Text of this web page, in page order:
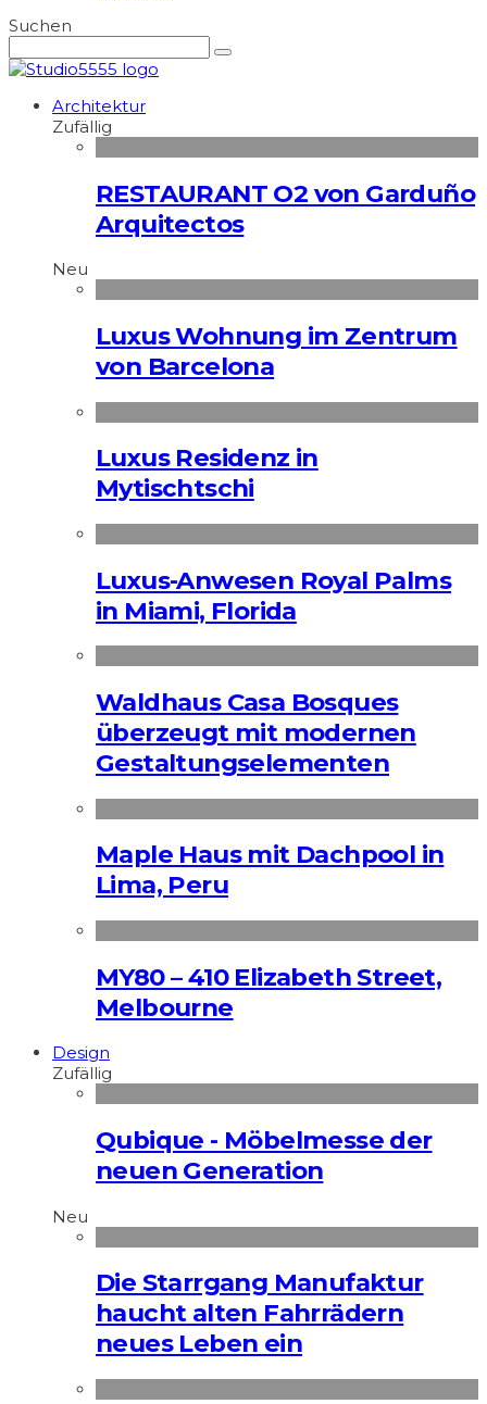
Suchen
Architektur
Zufällig
RESTAURANT O2 von Garduño
Arquitectos
Neu
Luxus Wohnung im Zentrum
von Barcelona
Luxus Residenz in
Mytischtschi
Luxus-Anwesen Royal Palms
in Miami, Florida
Waldhaus Casa Bosques
überzeugt mit modernen
Gestaltungselementen
Maple Haus mit Dachpool in
Lima, Peru
MY80 – 410 Elizabeth Street,
Melbourne
Design
Zufällig
Qubique - Möbelmesse der
neuen Generation
Neu
Die Starrgang Manufaktur
haucht alten Fahrrädern
neues Leben ein